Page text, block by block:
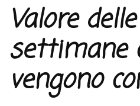
Valore
settimane
vengono